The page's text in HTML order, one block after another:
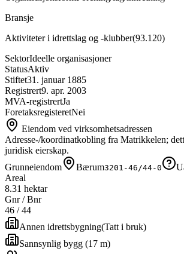
Bransje
Aktiviteter i idrettslag og -klubber(93.120)
SektorIdeelle organisasjoner
StatusAktiv
Stiftet31. januar 1885
Registrert9. apr. 2003
MVA-registrertJa
ForetaksregisteretNei
Eiendom ved virksomhetsadressen
Adresse-/koordinatkobling fra Matrikkelen;
juridisk eierskap.
Grunneiendom
Bærum3201-46/44-0
Areal
8.31 hektar
Gnr / Bnr
46 /44
Annen idrettsbygning(Tatt i bruk)
Sannsynlig bygg (17 m)